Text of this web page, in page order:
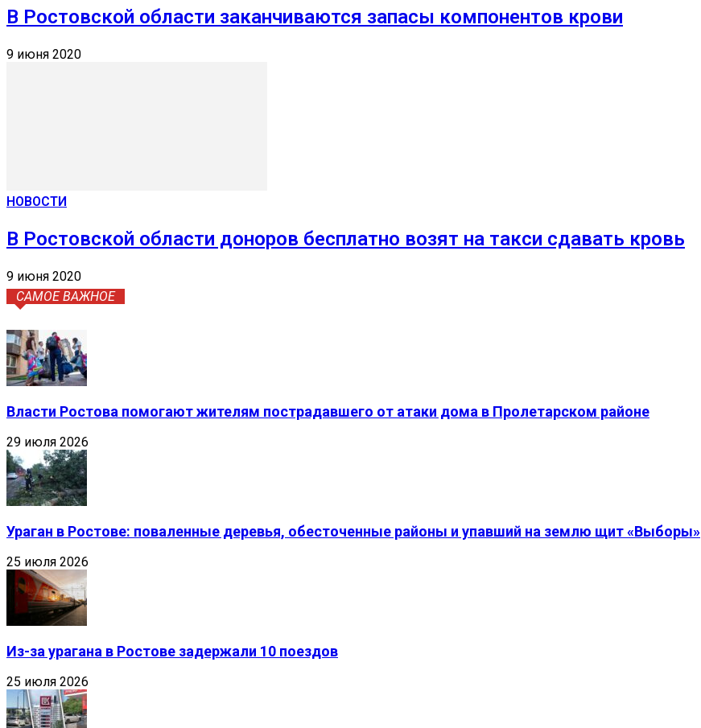
В Ростовской области заканчиваются запасы компонентов крови
9 июня 2020
НОВОСТИ
В Ростовской области доноров бесплатно возят на такси сдавать кровь
9 июня 2020
САМОЕ ВАЖНОЕ
Власти Ростова помогают жителям пострадавшего от атаки дома в Пролетарском районе
29 июля 2026
Ураган в Ростове: поваленные деревья, обесточенные районы и упавший на землю щит «Выборы»
25 июля 2026
Из-за урагана в Ростове задержали 10 поездов
25 июля 2026